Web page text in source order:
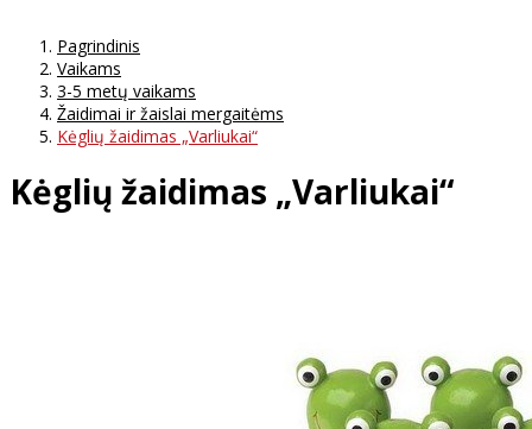
Pagrindinis
Vaikams
3-5 metų vaikams
Žaidimai ir žaislai mergaitėms
Kėglių žaidimas „Varliukai“
Kėglių žaidimas „Varliukai“